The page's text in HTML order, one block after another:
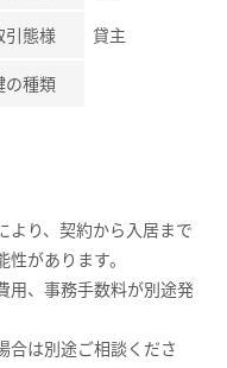
引態様 貸主
の種類
より、契約から入居まで
があります。
用、事務手数料が別途発
は別途ご相談くださ